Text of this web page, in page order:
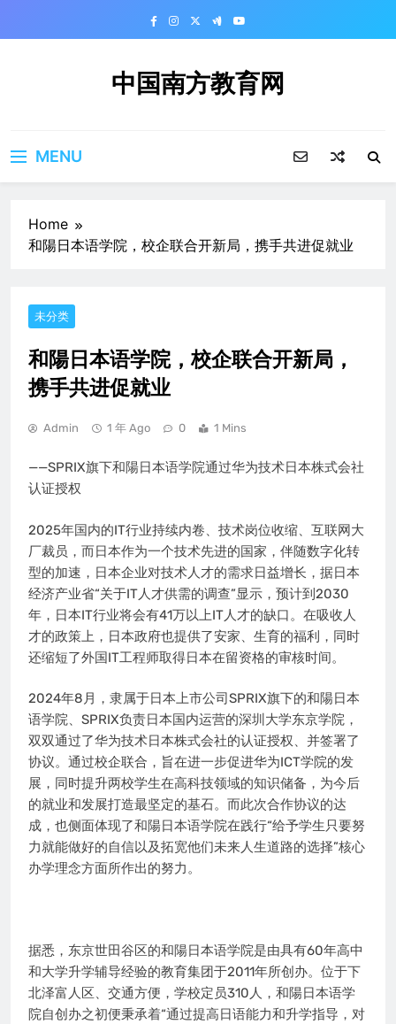
中国南方教育网
MENU
Home
和陽日本语学院，校企联合开新局，携手共进促就业
未分类
和陽日本语学院，校企联合开新局，
携手共进促就业
Admin 1 年 Ago 0 1 Mins
——SPRIX旗下和陽日本语学院通过华为技术日本株式会社
认证授权
2025年国内的IT行业持续内卷、技术岗位收缩、互联网大
厂裁员，而日本作为一个技术先进的国家，伴随数字化转
型的加速，日本企业对技术人才的需求日益增长，据日本
经济产业省“关于IT人才供需的调查”显示，预计到2030
年，日本IT行业将会有41万以上IT人才的缺口。在吸收人
才的政策上，日本政府也提供了安家、生育的福利，同时
还缩短了外国IT工程师取得日本在留资格的审核时间。
2024年8月，隶属于日本上市公司SPRIX旗下的和陽日本
语学院、SPRIX负责日本国内运营的深圳大学东京学院，
双双通过了华为技术日本株式会社的认证授权、并签署了
协议。通过校企联合，旨在进一步促进华为ICT学院的发
展，同时提升两校学生在高科技领域的知识储备，为今后
的就业和发展打造最坚定的基石。而此次合作协议的达
成，也侧面体现了和陽日本语学院在践行“给予学生只要努
力就能做好的自信以及拓宽他们未来人生道路的选择”核心
办学理念方面所作出的努力。
据悉，东京世田谷区的和陽日本语学院是由具有60年高中
和大学升学辅导经验的教育集团于2011年所创办。位于下
北泽富人区、交通方便，学校定员310人，和陽日本语学
院自创办之初便秉承着“通过提高日语能力和升学指导，对